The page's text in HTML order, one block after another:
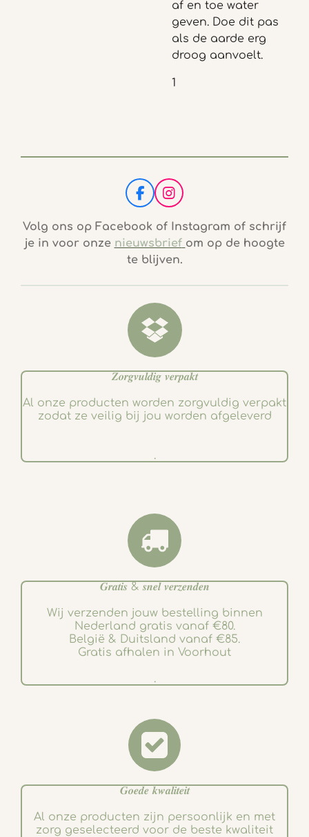
af en toe water
geven. Doe dit pas
als de aarde erg
droog aanvoelt.
1
F
a
c
b
o
k
I
n
s
t
a
g
a
Volg ons op Facebook of Instagram of schrijf
je in voor onze nieuwsbrief om op de hoogte
te blijven.
𝒁𝒐𝒓𝒈𝒗𝒖𝒍𝒅𝒊𝒈 𝒗𝒆𝒓𝒑𝒂𝒌𝒕
Al onze producten worden zorgvuldig verpakt
zodat ze veilig bij jou worden afgeleverd
.
𝑮𝒓𝒂𝒕𝒊𝒔 & 𝒔𝒏𝒆𝒍 𝒗𝒆𝒓𝒛𝒆𝒏𝒅𝒆𝒏
Wij verzenden jouw bestelling binnen
Nederland gratis vanaf €80.
België & Duitsland vanaf €85.
Gratis afhalen in Voorhout
.
𝑮𝒐𝒆𝒅𝒆 𝒌𝒘𝒂𝒍𝒊𝒕𝒆𝒊𝒕
Al onze producten zijn persoonlijk en met
zorg geselecteerd voor de beste kwaliteit